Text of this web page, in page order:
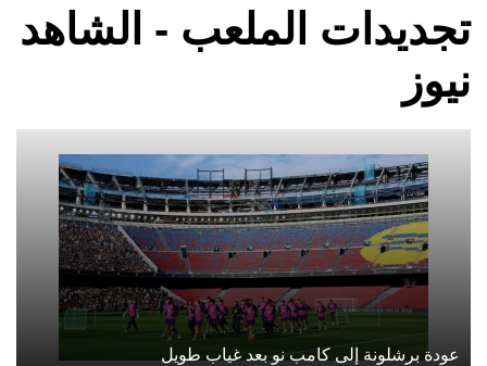
تجديدات الملعب - الشاهد
نيوز
عودة برشلونة إلى كامب نو بعد غياب طويل